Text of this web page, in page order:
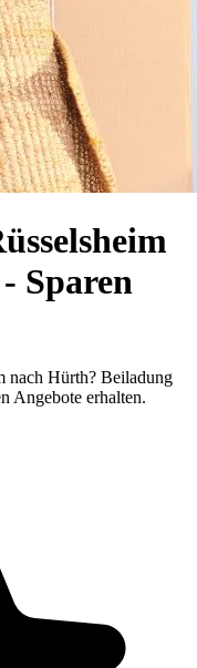
Sparen
nach Hürth? Beiladung
Angebote erhalten.